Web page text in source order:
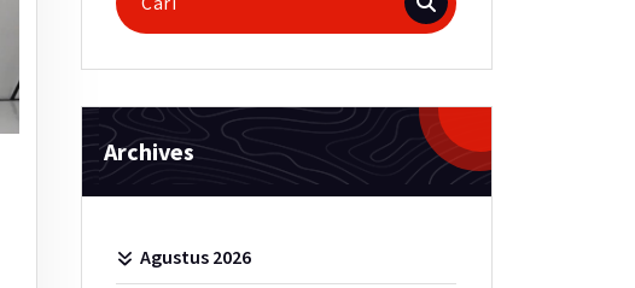
untuk:
Archives
Agustus 2026